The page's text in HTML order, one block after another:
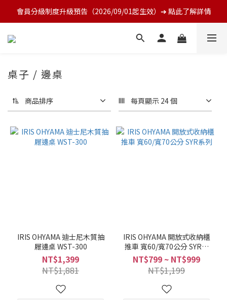
會員分級制度升級預告（2026/09/01起生效）➔ 點此了解詳情
桌子 / 邊桌
商品排序 每頁顯示 24 個
IRIS OHYAMA 迪士尼木質抽
屜邊桌 WST-300
NT$1,399
NT$1,881
IRIS OHYAMA 開放式收納櫃
推車 寬60/寬70公分 SYR系
NT$799 ~ NT$999
NT$1,199